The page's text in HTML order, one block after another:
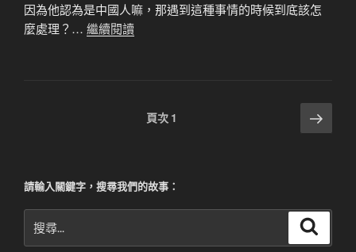
因為他認為是中國人嘛，那遇到這種事情的時候到底該怎
麼處理？… 繼續閱讀
頁
頁次 1 下
一
請輸入關鍵字，搜尋我們的故事：
尋